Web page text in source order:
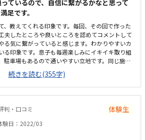
ているので、自信に繋がるかなと思って
足です。
、教えてくれる印象です。毎回、その回で作った
夫したところや良いところを認めてコメントして
る気に繋がっていると感じます。わかりやすいカ
る印象です。息子も毎週楽しみにイキイキ取り組
駐車場もあるので通いやすい立地です。同じ施設
もあるので、親の方も待ち時間は苦になりませ
教室という雰囲気ではありますが、プログラミン
ので気になりません。少し高めかな？とも思いま
い、身についているので、妥当かなという印象で
です。特に思い浮かびません。
続きを読む(355字)
判・口コミ 体験生
験日：2022/03